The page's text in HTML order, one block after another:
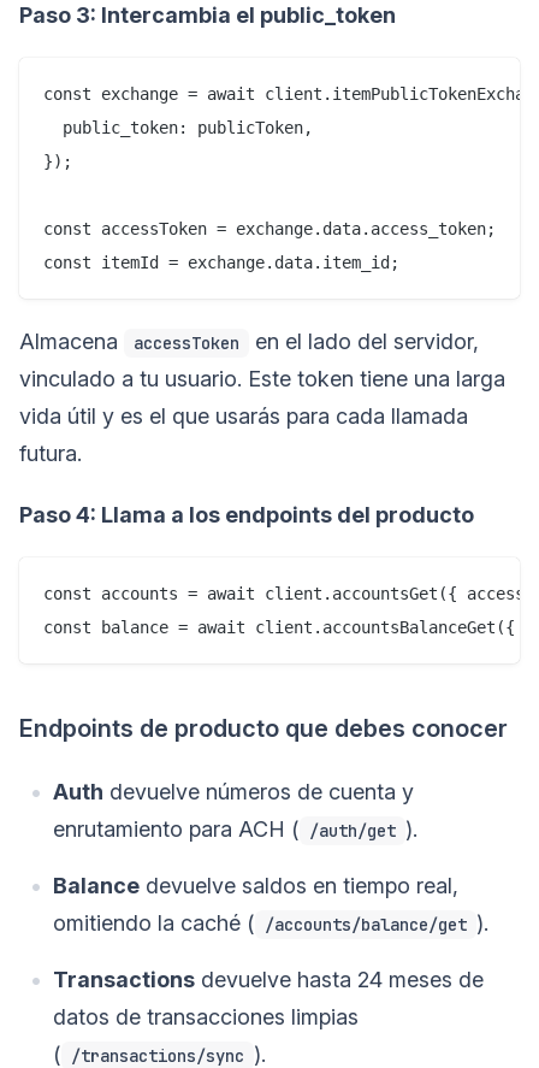
Paso 3: Intercambia el public_token
const exchange = await
  public_token: publicToken,
});
const accessToken = exchange.data.access_token;
Almacena accessToken
en el lado del servidor,
vinculado a tu usuario. Este token tiene una larga
vida útil y es el que usarás para cada llamada
futura.
Paso 4: Llama a los endpoints del producto
const accounts = await client.accountsGet({
Endpoints de producto que debes conocer
Auth devuelve números de cuenta y
enrutamiento para ACH ( /auth/get ).
Balance devuelve saldos en tiempo real,
omitiendo la caché ( /accounts/balance/get ).
Transactions devuelve hasta 24 meses de
datos de transacciones limpias
( /transactions/sync ).